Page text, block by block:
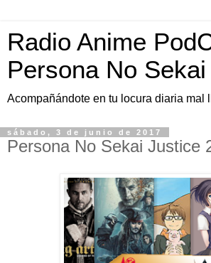
Radio Anime
Persona No
Acompañándote en tu locura diaria mal
sábado, 3 de junio de 2017
Persona No Sekai Justice